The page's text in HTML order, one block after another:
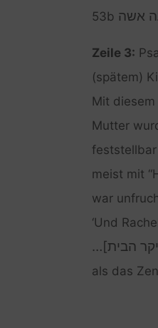
53b אשה
Zeile 3:
(spätem)
Mit
Mutter
feststellbar
meist mit
war
‘Und
הבית]…
als das